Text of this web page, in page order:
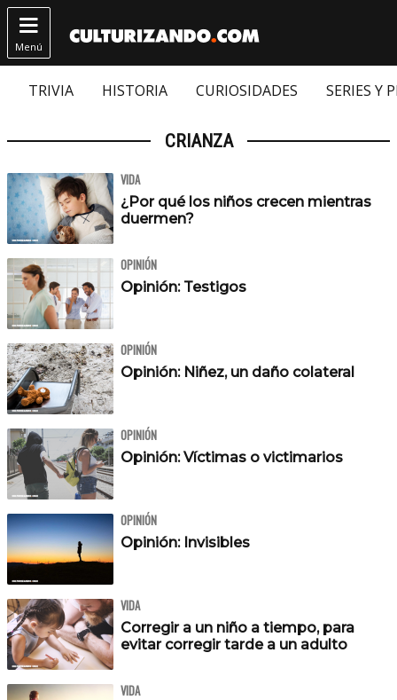

Menú
TRIVIA HISTORIA CURIOSIDADES SERIES Y
CRIANZA
VIDA
¿Por qué los niños crecen mientras
duermen?
OPINIÓN
Opinión: Testigos
OPINIÓN
Opinión: Niñez, un daño colateral
OPINIÓN
Opinión: Víctimas o victimarios
OPINIÓN
Opinión: Invisibles
VIDA
Corregir a un niño a tiempo, para
evitar corregir tarde a un adulto
VIDA